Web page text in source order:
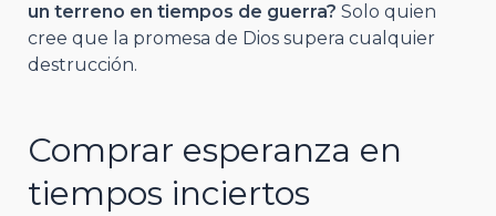
un terreno en tiempos de guerra? Solo quien
cree que la promesa de Dios supera cualquier
destrucción.
Comprar esperanza en
tiempos inciertos